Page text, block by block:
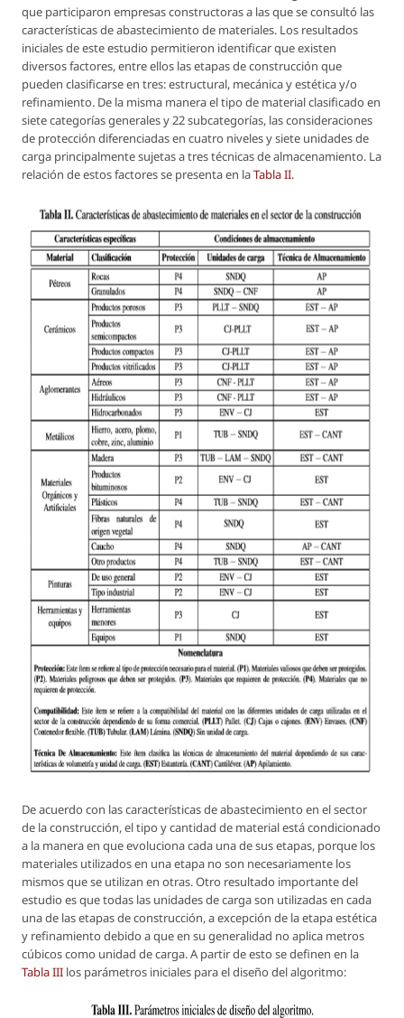
que participaron empresas constructoras a las que se consultó las
características de abastecimiento de materiales. Los resultados
iniciales de este estudio permitieron identificar que existen
diversos factores, entre ellos las etapas de construcción que
pueden clasificarse en tres: estructural, mecánica y estética y/o
refinamiento. De la misma manera el tipo de material clasificado en
siete categorías generales y 22 subcategorías, las consideraciones
de protección diferenciadas en cuatro niveles y siete unidades de
carga principalmente sujetas a tres técnicas de almacenamiento. La
relación de estos factores se presenta en laTabla II.
De acuerdo con las características de abastecimiento en el sector
de la construcción, el tipo y cantidad de material está condicionado
a la manera en que evoluciona cada una de sus etapas, porque los
materiales utilizados en una etapa no son necesariamente los
mismos que se utilizan en otras. Otro resultado importante del
estudio es que todas las unidades de carga son utilizadas en cada
una de las etapas de construcción, a excepción de la etapa estética
y refinamiento debido a que en su generalidad no aplica metros
cúbicos como unidad de carga. A partir de esto se definen en la
Tabla III los parámetros iniciales para el diseño del algoritmo: